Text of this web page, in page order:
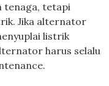
tenaga, tetapi
Jika alternator
listrik
harus selalu